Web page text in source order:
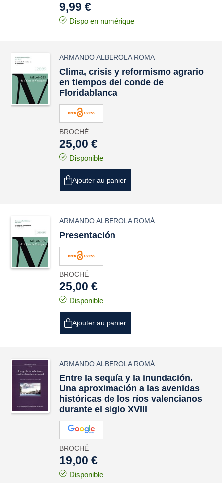
9,99 €
Dispo en numérique
ARMANDO ALBEROLA ROMÁ
Clima, crisis y reformismo agrario
en tiempos del conde de
Floridablanca
BROCHÉ
25,00 €
Disponible
Ajouter au panier
ARMANDO ALBEROLA ROMÁ
Presentación
BROCHÉ
25,00 €
Disponible
Ajouter au panier
ARMANDO ALBEROLA ROMÁ
Entre la sequía y la inundación.
Una aproximación a las avenidas
históricas de los ríos valencianos
durante el siglo XVIII
BROCHÉ
19,00 €
Disponible